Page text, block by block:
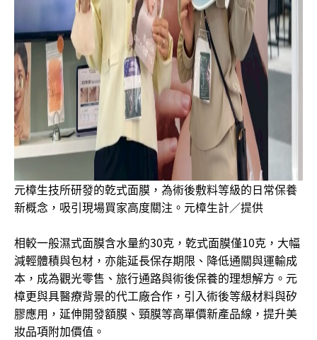
元樟生技所研發的乾式面膜，為術後敷料等級的日常保養
新概念，吸引現場買家高度關注。元樟生計／提供
相較一般濕式面膜含水量約30克，乾式面膜僅10克，大幅
減輕體積與包材，亦能延長保存期限、降低通關與運輸成
本，成為觀光零售、旅行通路與術後保養的理想解方。元
樟更與具醫療背景的代工廠合作，引入術後等級材料與矽
膠應用，延伸開發額膜、頸膜等高單價新產品線，提升美
妝品項附加價值。